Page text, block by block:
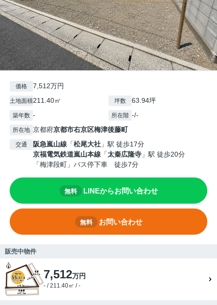
価格 7,512万円
土地面積211.40㎡ 坪数 63.94坪
築年数 - 所在階 -/-
所在地 京都府京都市右京区梅津後藤町
交通 阪急嵐山線 「松尾大社 」駅 徒歩17分
京福電気鉄道嵐山本線 「太秦広隆寺 」駅 徒歩20分
「梅津段町」バス停下車 徒歩7分
無料 LINEからお問い合わせ
無料 お問い合わせ
販売中物件
7,512万円
- / 211.40㎡ / -